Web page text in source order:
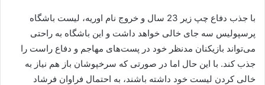
با جذب دفاع چپ زیر 23 سال و خروج نام اوریه، لیست باشگاه
پرسپولیس سه جای خالی خواهد داشت و این باشگاه به راحتی
می‌تواند بازیکنان مدنظر خود در پست‌های مهاجم و دفاع راست را
جذب کند. با این حال اما در صورتی که سرخپوشان باز هم نیاز به
خالی کردن لیست خود داشته باشند، به احتمال فراوان فرشاد